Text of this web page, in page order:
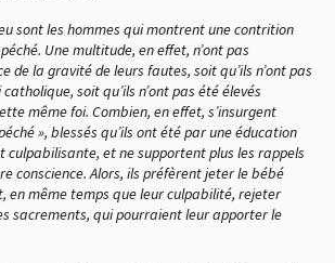
sont les hommes qui montrent une contrition
Une multitude, en effet, n’ont pas
de la gravité de leurs fautes, soit qu’ils n’ont pas
soit qu’ils n’ont pas été élevés
même foi. Combien, en effet, s’insurgent
», blessés qu’ils ont été par une éducation
culpabilisante, et ne supportent plus les rappels
conscience. Alors, ils préfèrent jeter le bébé
en même temps que leur culpabilité, rejeter
sacrements, qui pourraient leur apporter le